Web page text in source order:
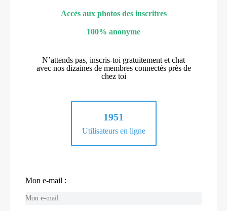
Accès aux photos des inscritres
100% anonyme
N’attends pas, inscris-toi gratuitement et chat
avec nos dizaines de membres connectés près de
chez toi
1951
Utilisateurs en ligne
Mon e-mail :